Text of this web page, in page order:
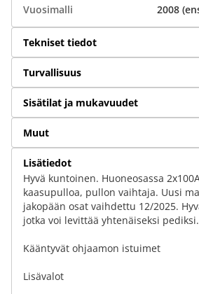
Vuosimalli
2008
Tekniset tiedot
Turvallisuus
Sisätilat ja mukavuudet
Muut
Lisätiedot
Hyvä kuntoinen. Huoneosassa
kaasupulloa, pullon vaihtaja. Uusi
jakopään osat vaihdettu 12/2025.
jotka voi levittää yhtenäiseksi pediksi.
Kääntyvät ohjaamon istuimet
Lisävalot